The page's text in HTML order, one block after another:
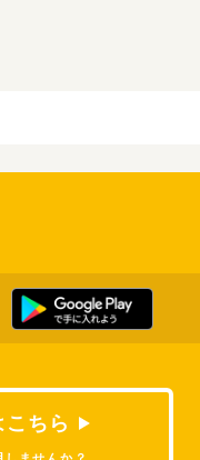
ちら